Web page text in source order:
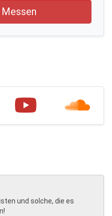
und solche, die es